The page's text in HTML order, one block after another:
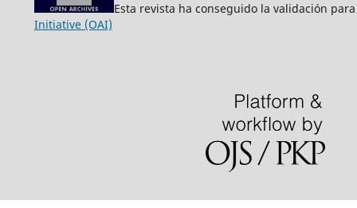
Esta revista ha conseguido la validación
Initiative (OAI)